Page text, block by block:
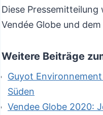
Diese
Vendée Globe und
Weitere Beiträge
Guyot
Süden
Vendee Globe 2020: